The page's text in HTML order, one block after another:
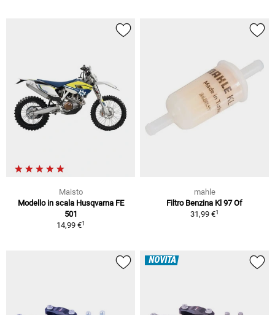
Maisto
Modello in scala Husqvarna FE
501
14,99 €1
mahle
Filtro Benzina Kl 97 Of
31,99 €1
NOVITÀ